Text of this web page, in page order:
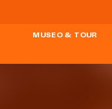
MUSEO & TOUR